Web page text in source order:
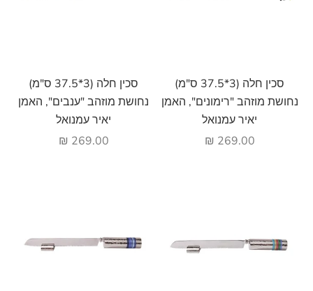
הוסף לעגלה
סכין חלה (3*37.5 ס"מ)
נחושת מוזהב "רימונים", האמן
יאיר עמנואל
מחיר מבצע
269.00 ₪
הוסף לעגלה
סכין חלה (3*37.5 ס"מ)
נחושת מוזהב "ענבים", האמן
יאיר עמנואל
מחיר מבצע
269.00 ₪